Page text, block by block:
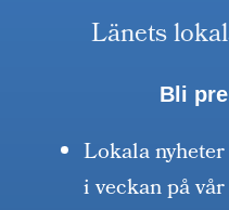
Länets
Bli
Lokala
i veckan på